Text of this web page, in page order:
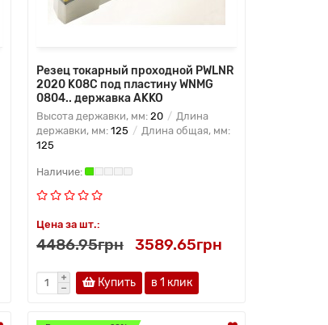
Резец токарный проходной PWLNR
2020 K08C под пластину WNMG
0804.. державка AKKO
Высота державки, мм: 20
Длина
державки, мм: 125
Длина общая, мм:
125
Цена за шт.:
4486.95грн 3589.65грн
Купить в 1 клик